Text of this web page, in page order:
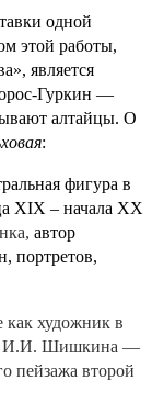
одной
этой работы,
является
Гуркин —
алтайцы. О
:
фигура в
XIX – начала XX
автор
портретов,
как художник в
у И.И. Шишкина —
пейзажа второй